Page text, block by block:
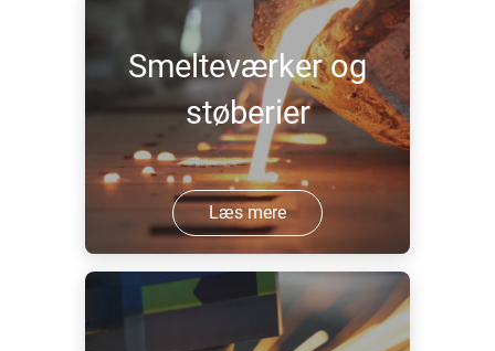
Smelteværker og
støberier
Læs mere